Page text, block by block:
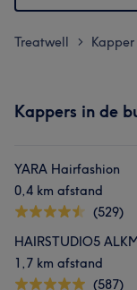
Treatwell > Kapper
Kappers in de
YARA Hairfashion
0,4 km afstand
(529)
HAIRSTUDIO5
1,7 km afstand
(587)